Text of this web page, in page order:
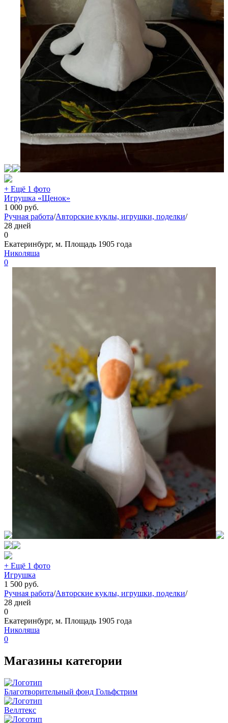
+ Ещё 1 фото
Игрушка «Щенок»
1 000 руб.
Ручная работа/Авторские куклы, игрушки, поделки/
28 дней
0
Екатеринбург, м. Площадь 1905 года
Николяша
0
+ Ещё 1 фото
Игрушка
1 500 руб.
Ручная работа/Авторские куклы, игрушки, поделки/
28 дней
0
Екатеринбург, м. Площадь 1905 года
Николяша
0
Магазины категории
Благотворительный фонд Гольфстрим
Веллтекс